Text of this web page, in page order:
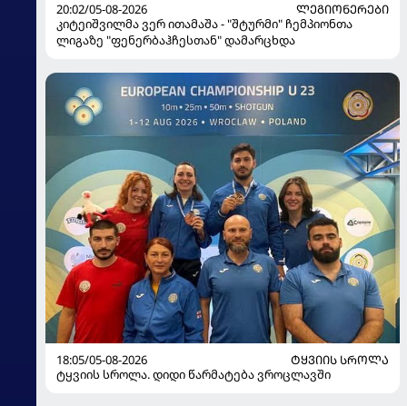
20:02/05-08-2026
ᲚᲔᲒᲘᲝᲜᲔᲠᲔᲑᲘ
კიტეიშვილმა ვერ ითამაშა - "შტურმი" ჩემპიონთა
ლიგაზე "ფენერბაჰჩესთან" დამარცხდა
18:05/05-08-2026
ᲢᲧᲕᲘᲘᲡ ᲡᲠᲝᲚᲐ
ტყვიის სროლა. დიდი წარმატება ვროცლავში